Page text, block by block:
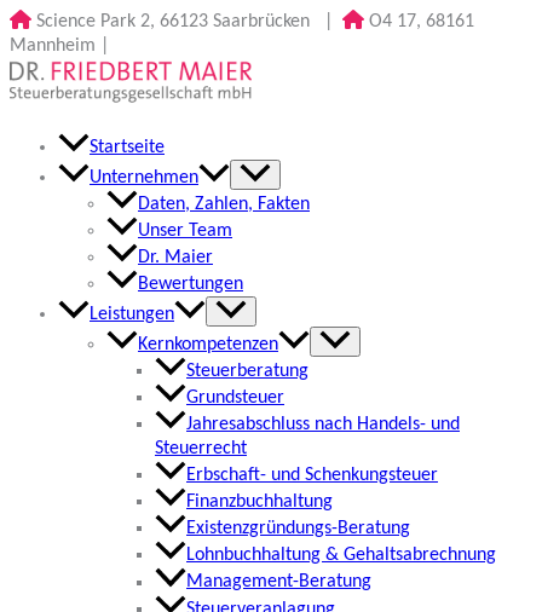
Zum
Inhalt
springen
Science Park 2, 66123 Saarbrücken
O4 17, 68161
Mannheim
Startseite
Unternehmen
Daten, Zahlen, Fakten
Unser Team
Dr. Maier
Bewertungen
Leistungen
Kernkompetenzen
Steuerberatung
Grundsteuer
Jahresabschluss nach Handels- und
Steuerrecht
Erbschaft- und Schenkungsteuer
Finanzbuchhaltung
Existenzgründungs-Beratung
Lohnbuchhaltung & Gehaltsabrechnung
Management-Beratung